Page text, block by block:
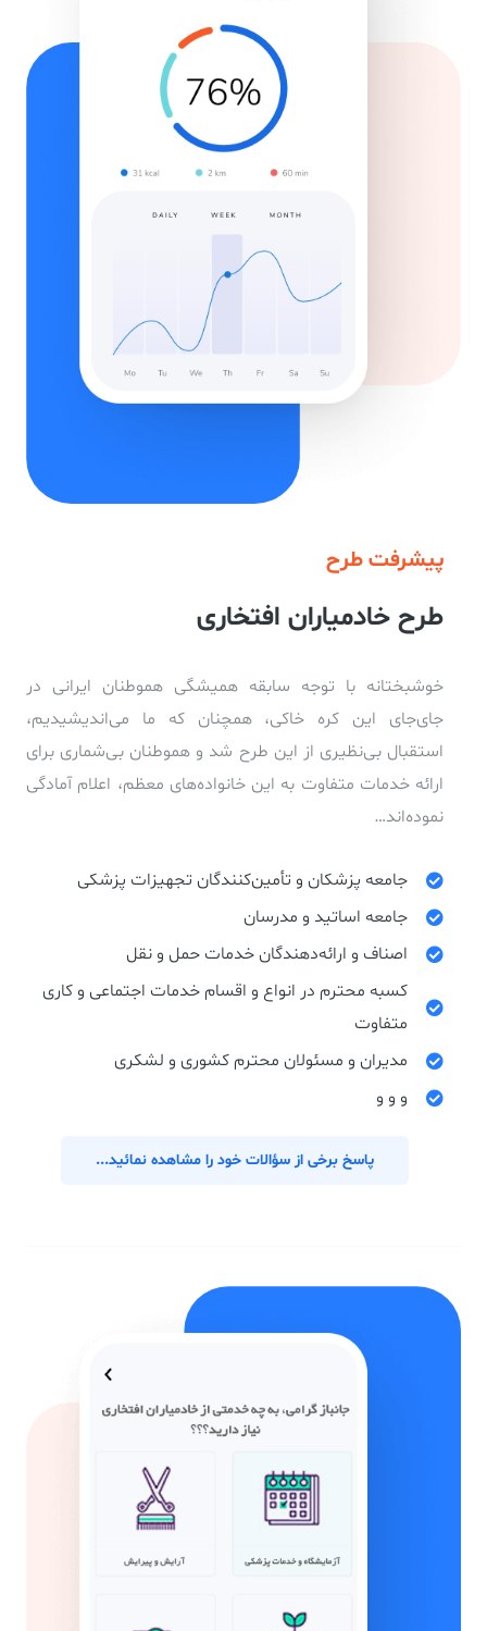
پیشرفت طرح
طرح خادمیاران افتخاری
خوشبختانه با توجه سابقه همیشگی هموطنان ایرانی در
جای‌جای این کره خاکی، همچنان که ما می‌اندیشیدیم،
استقبال بی‌نظیری از این طرح شد و هموطنان بی‌شماری برای
ارائه خدمات متفاوت به این خانواده‌های معظم، اعلام آمادگی
نموده‌اند…
جامعه پزشکان و تأمین‌کنندگان تجهیزات پزشکی
جامعه اساتید و مدرسان
اصناف و ارائه‌دهندگان خدمات حمل و نقل
کسبه محترم در انواع و اقسام خدمات اجتماعی و کاری
متفاوت
مدیران و مسئولان محترم کشوری و لشکری
و و و
پاسخ برخی از سؤالات خود را مشاهده نمائید...